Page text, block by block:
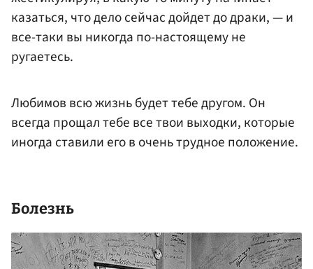
казаться, что дело сейчас дойдет до драки, — и
все-таки вы никогда по-настоящему не
ругаетесь.
Любимов всю жизнь будет тебе другом. Он
всегда прощал тебе все твои выходки, которые
иногда ставили его в очень трудное положение.
Болезнь